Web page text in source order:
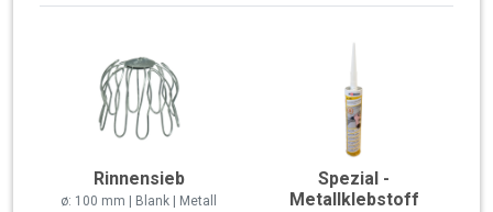
Rinnensieb
ø: 100 mm | Blank | Metall
Spezial -
Metallklebstoff